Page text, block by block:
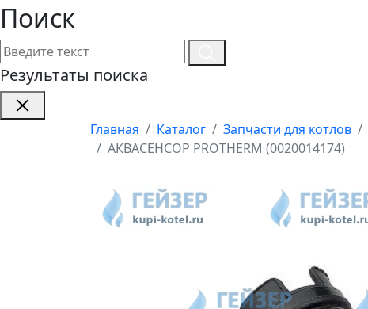
Поиск
Результаты поиска
Главная Каталог Запчасти для котлов
АКВАСЕНСОР PROTHERM (0020014174)